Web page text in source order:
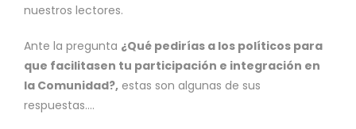
nuestros lectores.
Ante la pregunta ¿Qué pedirías a los políticos para
que facilitasen tu participación e integración en
la Comunidad?, estas son algunas de sus
respuestas….